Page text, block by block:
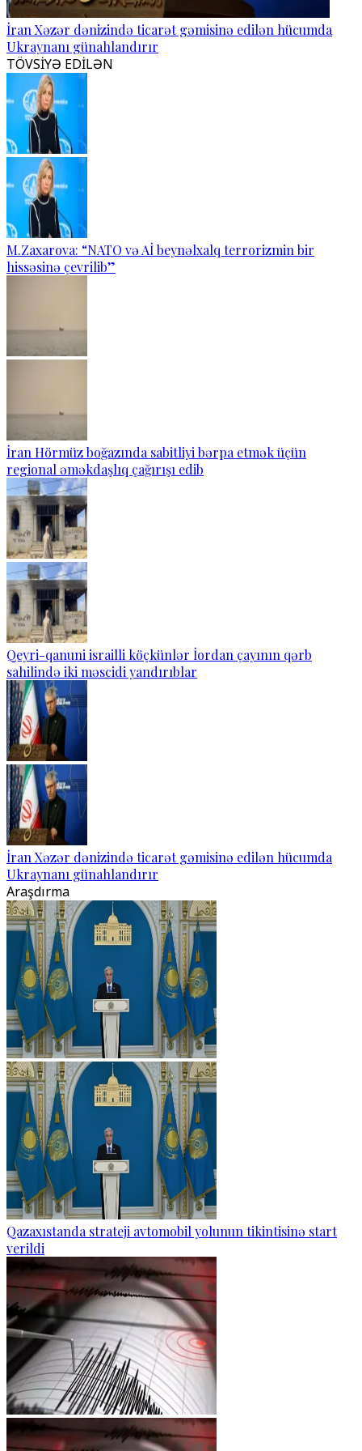
İran Xəzər dənizində ticarət gəmisinə edilən hücumda
Ukraynanı günahlandırır
TÖVSİYƏ EDİLƏN
M.Zaxarova: “NATO və Aİ beynəlxalq terrorizmin bir
hissəsinə çevrilib”
İran Hörmüz boğazında sabitliyi bərpa etmək üçün
regional əməkdaşlıq çağırışı edib
Qeyri-qanuni israilli köçkünlər İordan çayının qərb
sahilində iki məscidi yandırıblar
İran Xəzər dənizində ticarət gəmisinə edilən hücumda
Ukraynanı günahlandırır
Araşdırma
Qazaxıstanda strateji avtomobil yolunun tikintisinə start
verildi